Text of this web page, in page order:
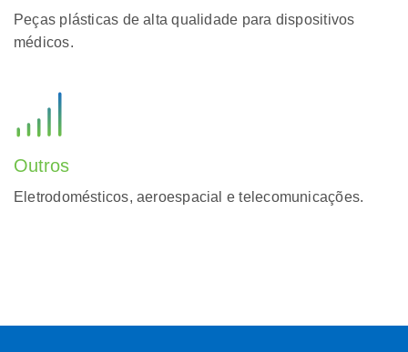
Peças plásticas de alta qualidade para dispositivos
médicos.
Outros
Eletrodomésticos, aeroespacial e telecomunicações.